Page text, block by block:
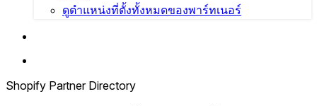
ดูตำแหน่งที่ตั้งทั้งหมดของพาร์ทเนอร์
Shopify Partner Directory